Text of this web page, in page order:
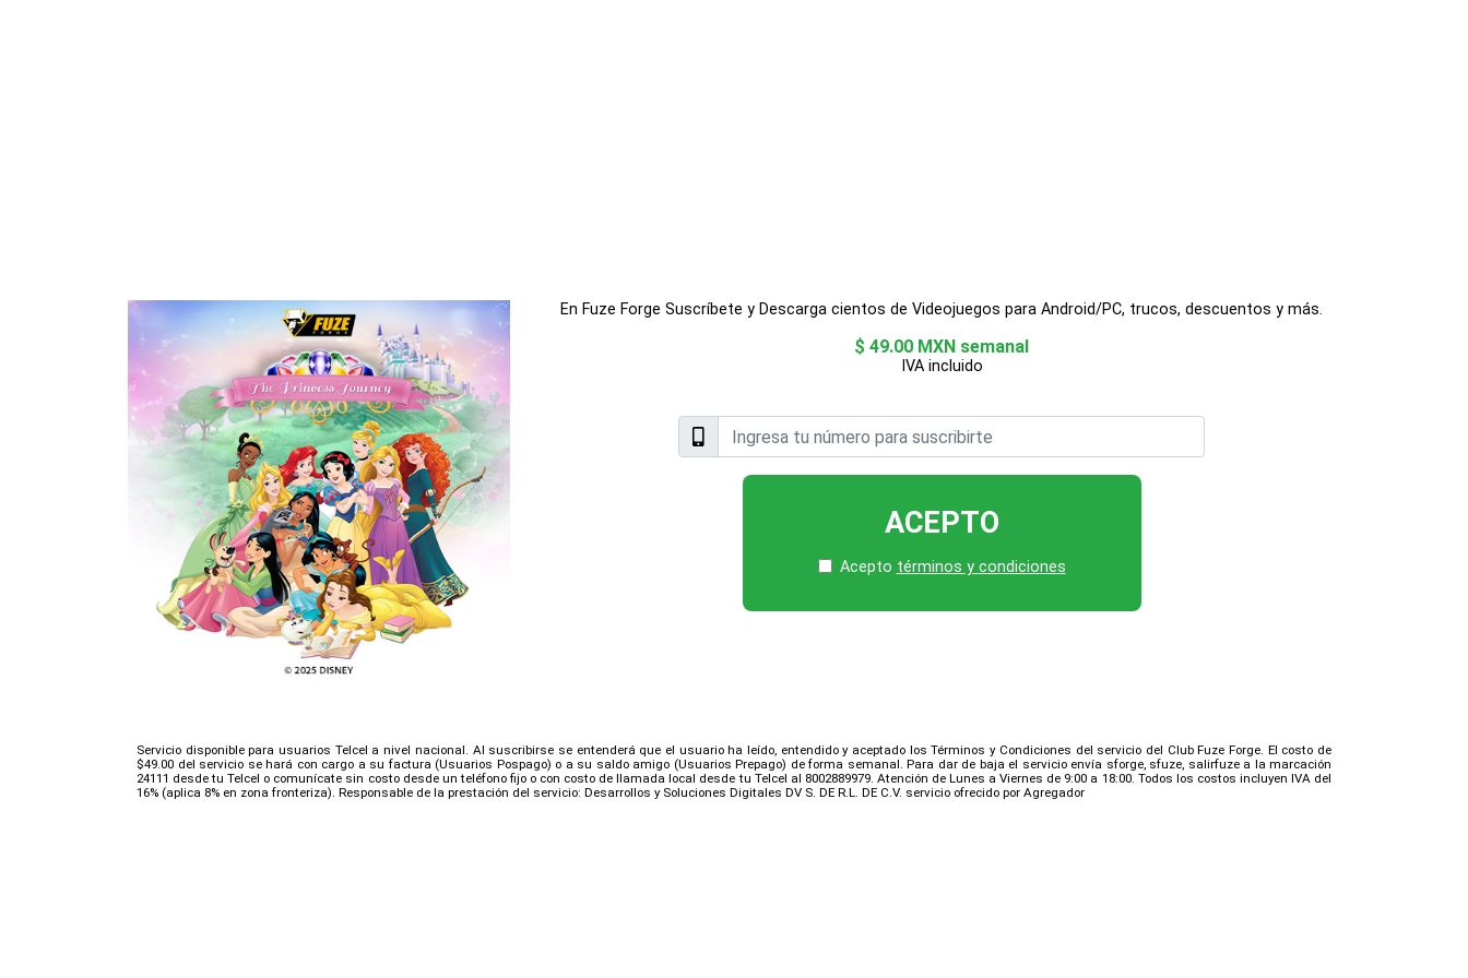
En Fuze Forge Suscríbete y Descarga cientos de Videojuegos para Android/PC, trucos, descuentos y más.
$ 49.00 MXN semanal
IVA incluido
ACEPTO
Acepto términos y condiciones
Servicio disponible para usuarios Telcel a nivel nacional. Al suscribirse se entenderá que el usuario ha leído, entendido y aceptado los Términos y Condiciones del servicio del Club Fuze Forge. El costo de
$49.00 del servicio se hará con cargo a su factura (Usuarios Pospago) o a su saldo amigo (Usuarios Prepago) de forma semanal. Para dar de baja el servicio envía sforge, sfuze, salirfuze a la marcación
24111 desde tu Telcel o comunícate sin costo desde un teléfono fijo o con costo de llamada local desde tu Telcel al 8002889979. Atención de Lunes a Viernes de 9:00 a 18:00. Todos los costos incluyen IVA del
16% (aplica 8% en zona fronteriza). Responsable de la prestación del servicio: Desarrollos y Soluciones Digitales DV S. DE R.L. DE C.V. servicio ofrecido por Agregador